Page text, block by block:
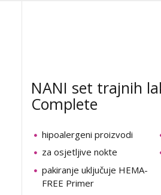
NANI set trajnih
Complete
hipoalergeni proizvodi
za osjetljive nokte
pakiranje uključuje HEMA-
FREE Primer